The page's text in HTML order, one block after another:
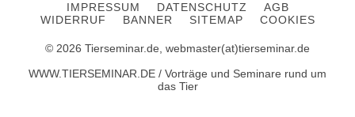
IMPRESSUM DATENSCHUTZ
AGB
WIDERRUF
BANNER SITEMAP COOKIES
© 2026 Tierseminar.de, webmaster(at)tierseminar.de
WWW.TIERSEMINAR.DE / Vorträge und Seminare rund um
das Tier